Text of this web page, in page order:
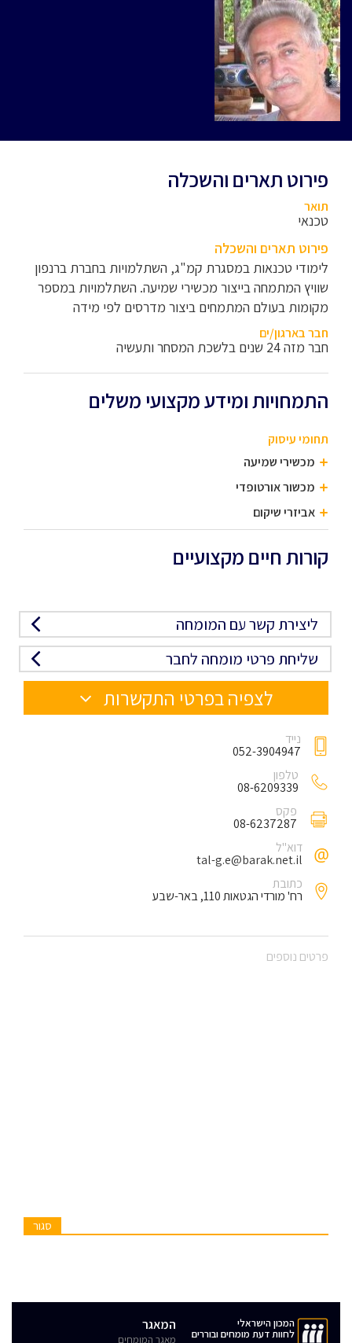
פירוט תארים והשכלה
תואר
טכנאי
פירוט תארים והשכלה
לימודי טכנאות במסגרת קמ"ג, השתלמויות בחברת ברנפון
שוויץ המתמחה בייצור מכשירי שמיעה. השתלמויות במספר
מקומות בעולם המתמחים ביצור מדרסים לפי מידה
חבר בארגון/ים
חבר מזה 24 שנים בלשכת המסחר ותעשיה
התמחויות ומידע מקצועי משלים
תחומי עיסוק
מכשירי שמיעה
מכשור אורטופדי
אביזרי שיקום
קורות חיים מקצועיים
ליצירת קשר עם המומחה
שליחת פרטי מומחה לחבר
לצפיה בפרטי התקשרות
נייד
052-3904947
טלפון
08-6209339
פקס
08-6237287
דוא"ל
tal-g.e@barak.net.il
כתובת
רח' מורדי הגטאות 110, באר-שבע
פרטים נוספים
סגור
המכון הישראלי
לחוות דעת מומחים ובוררים
המאגר
מאגר המומחים